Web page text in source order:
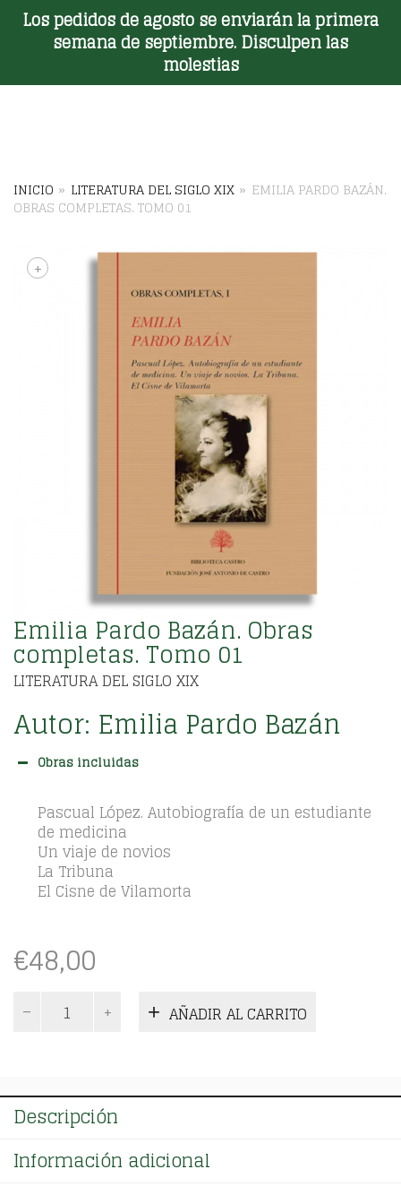
Los pedidos de agosto se enviarán la primera
semana de septiembre. Disculpen las
molestias
Toggle Menu
INICIO » LITERATURA DEL SIGLO XIX » EMILIA PARDO BAZÁN.
OBRAS COMPLETAS. TOMO 01
+
Emilia Pardo Bazán. Obras
completas. Tomo 01
LITERATURA DEL SIGLO XIX
Autor: Emilia Pardo Bazán
Obras incluidas
Pascual López. Autobiografía de un estudiante
de medicina
Un viaje de novios
La Tribuna
El Cisne de Vilamorta
€48,00
Pardo
Tomo
01
AÑADIR AL CARRITO
Descripción
Información adicional